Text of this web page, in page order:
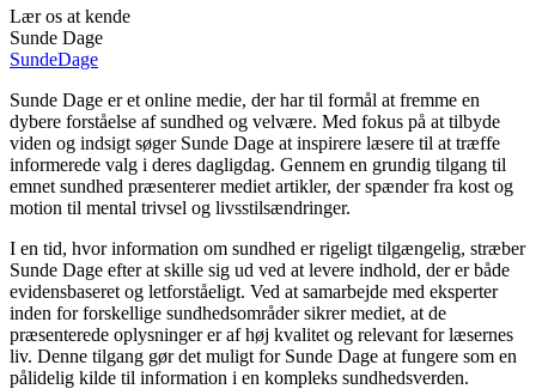
Lær os at kende
Sunde Dage
SundeDage
Sunde Dage er et online medie, der har til formål at fremme en
dybere forståelse af sundhed og velvære. Med fokus på at tilbyde
viden og indsigt søger Sunde Dage at inspirere læsere til at træffe
informerede valg i deres dagligdag. Gennem en grundig tilgang til
emnet sundhed præsenterer mediet artikler, der spænder fra kost og
motion til mental trivsel og livsstilsændringer.
I en tid, hvor information om sundhed er rigeligt tilgængelig, stræber
Sunde Dage efter at skille sig ud ved at levere indhold, der er både
evidensbaseret og letforståeligt. Ved at samarbejde med eksperter
inden for forskellige sundhedsområder sikrer mediet, at de
præsenterede oplysninger er af høj kvalitet og relevant for læsernes
liv. Denne tilgang gør det muligt for Sunde Dage at fungere som en
pålidelig kilde til information i en kompleks sundhedsverden.